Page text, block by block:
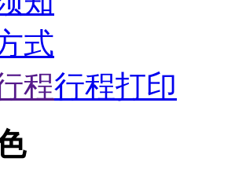
式
程行程打印